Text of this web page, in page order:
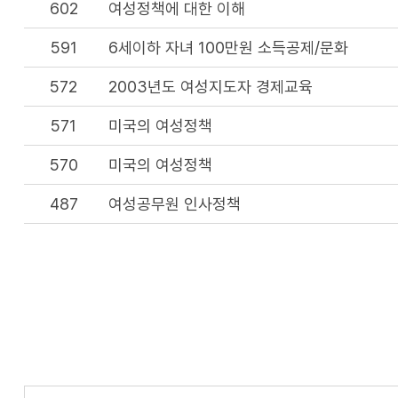
602 여성정책에 대한 이해
591 6세이하 자녀 100만원 소득공제/문화
572 2003년도 여성지도자 경제교육
571 미국의 여성정책
570 미국의 여성정책
487 여성공무원 인사정책